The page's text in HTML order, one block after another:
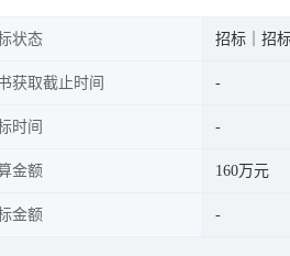
状态 招标｜招
获取截止时间
时间
金额 160万元
金额